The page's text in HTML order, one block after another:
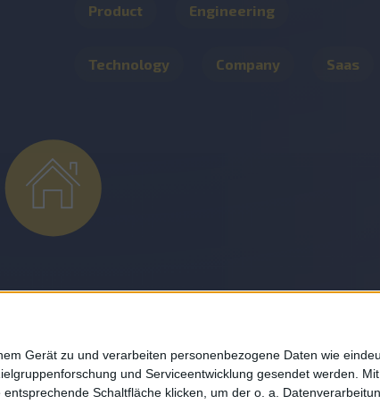
Gerät zu und verarbeiten personenbezogene Daten wie
und Serviceentwicklung gesendet werden.
Schaltfläche klicken, um der o. a.
Product Engineering
Technology Company Saas
Rechtliches
Impressum